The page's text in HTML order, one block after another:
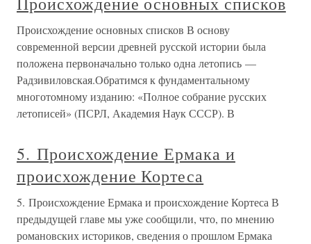
Происхождение основных списков В основу
современной версии древней русской истории была
положена первоначально только одна летопись —
Радзивиловская.Обратимся к фундаментальному
многотомному изданию: «Полное собрание русских
летописей» (ПСРЛ, Академия Наук СССР). В
5. Происхождение Ермака и
происхождение Кортеса
5. Происхождение Ермака и происхождение Кортеса В
предыдущей главе мы уже сообщили, что, по мнению
романовских историков, сведения о прошлом Ермака